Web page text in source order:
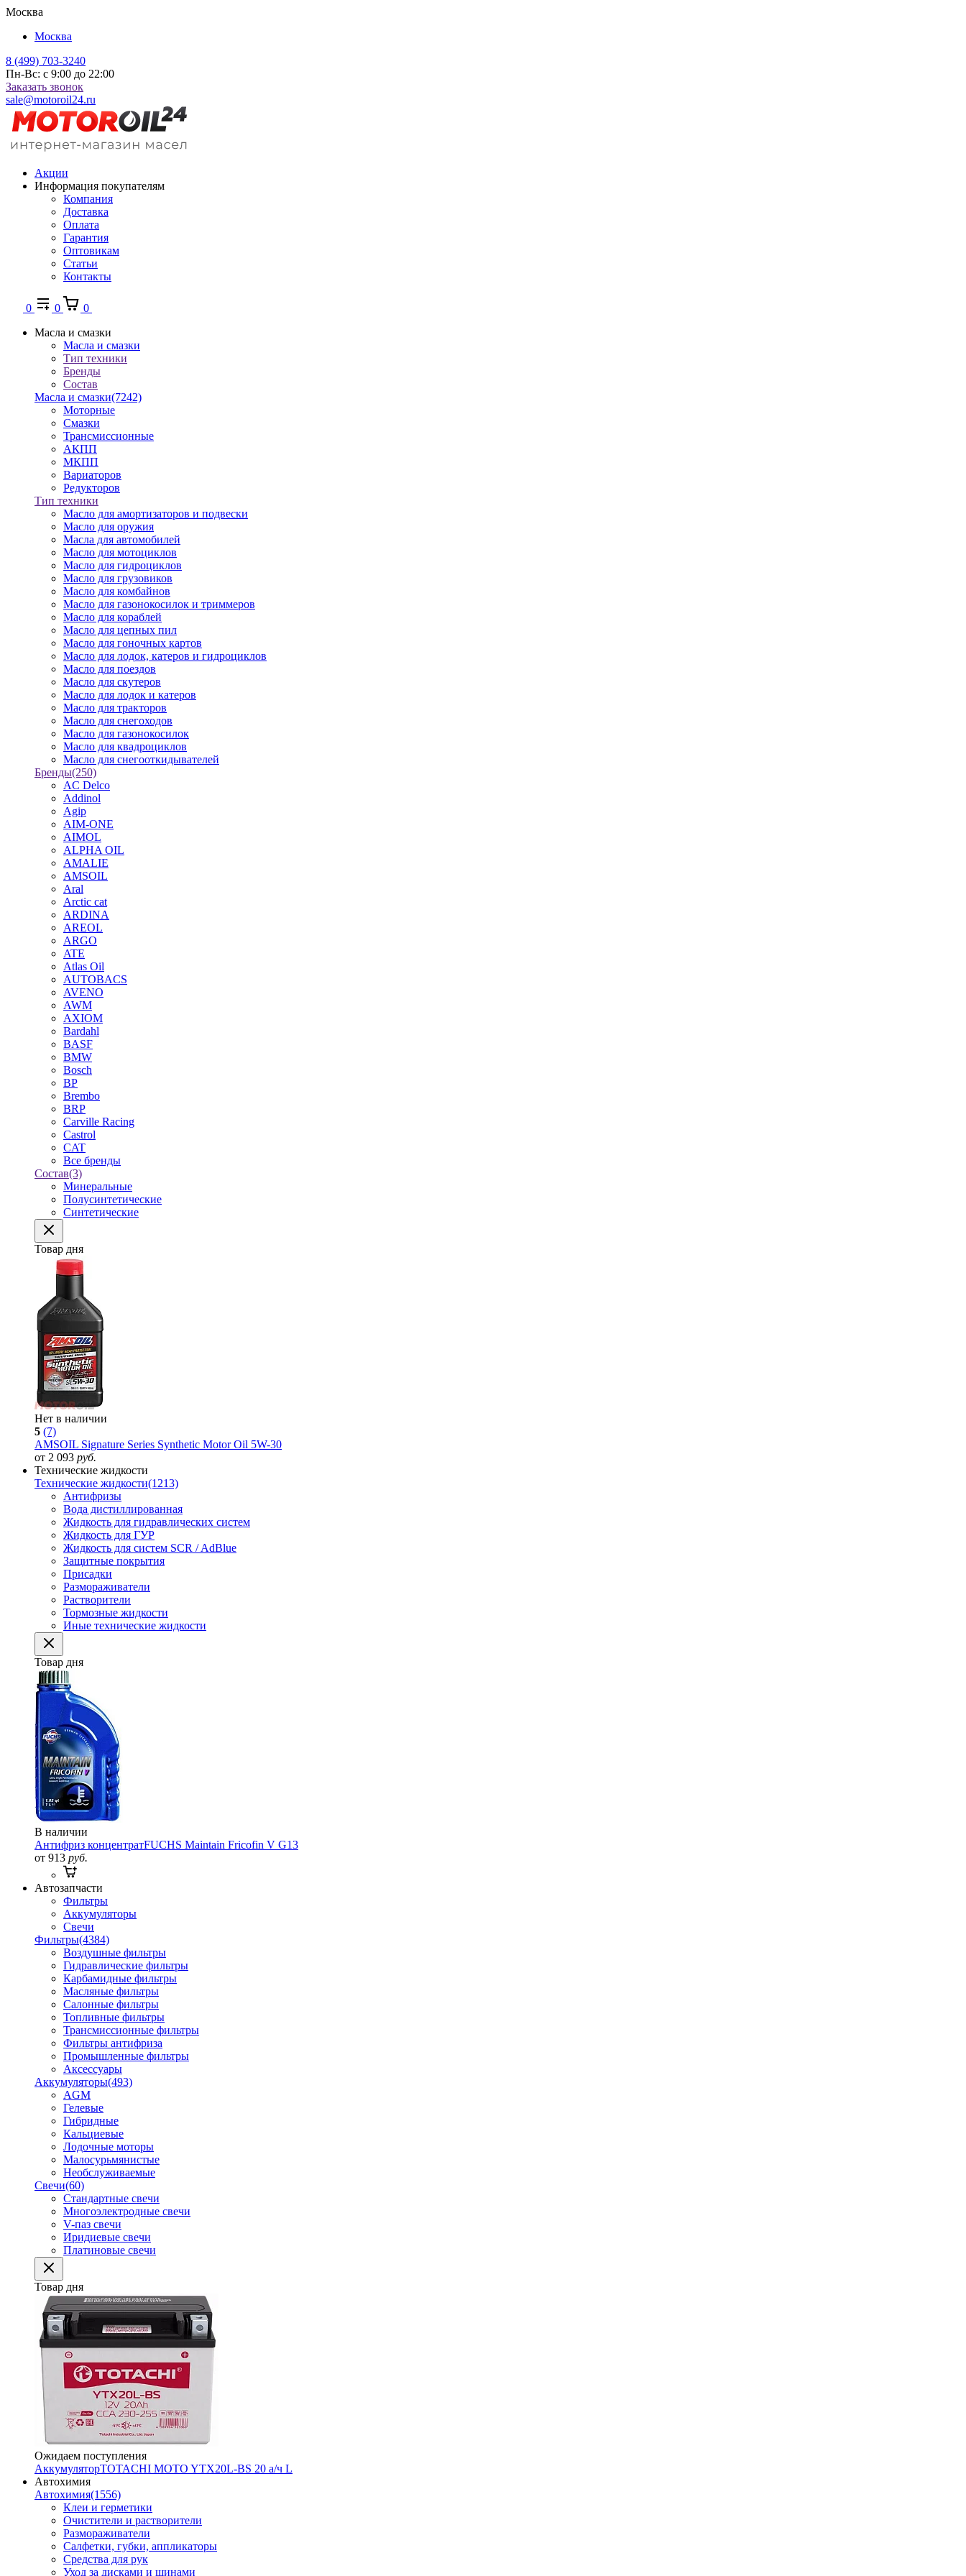
Москва
Москва
8 (499) 703-3240
Пн-Вс: с 9:00 до 22:00
Заказать звонок
sale@motoroil24.ru
Акции
Информация покупателям
Компания
Доставка
Оплата
Гарантия
Оптовикам
Статьи
Контакты
0 0
0
Масла и смазки
Масла и смазки
Тип техники
Бренды
Состав
Масла и смазки(7242)
Моторные
Смазки
Трансмиссионные
АКПП
МКПП
Вариаторов
Редукторов
Тип техники
Масло для амортизаторов и подвески
Масло для оружия
Масла для автомобилей
Масло для мотоциклов
Масло для гидроциклов
Масло для грузовиков
Масло для комбайнов
Масло для газонокосилок и триммеров
Масло для кораблей
Масло для цепных пил
Масло для гоночных картов
Масло для лодок, катеров и гидроциклов
Масло для поездов
Масло для скутеров
Масло для лодок и катеров
Масло для тракторов
Масло для снегоходов
Масло для газонокосилок
Масло для квадроциклов
Масло для снегооткидывателей
Бренды(250)
AC Delco
Addinol
Agip
AIM-ONE
AIMOL
ALPHA OIL
AMALIE
AMSOIL
Aral
Arctic cat
ARDINA
AREOL
ARGO
ATE
Atlas Oil
AUTOBACS
AVENO
AWM
AXIOM
Bardahl
BASF
BMW
Bosch
BP
Brembo
BRP
Carville Racing
Castrol
CAT
Все бренды
Состав(3)
Минеральные
Полусинтетические
Синтетические
Товар дня
Нет в наличии
5 (7)
AMSOIL Signature Series Synthetic Motor Oil 5W-30
от 2 093 руб.
Технические жидкости
Технические жидкости(1213)
Антифризы
Вода дистиллированная
Жидкость для гидравлических систем
Жидкость для ГУР
Жидкость для систем SCR / AdBlue
Защитные покрытия
Присадки
Размораживатели
Растворители
Тормозные жидкости
Иные технические жидкости
Товар дня
В наличии
Антифриз концентратFUCHS Maintain Fricofin V G13
от 913 руб.
Автозапчасти
Фильтры
Аккумуляторы
Свечи
Фильтры(4384)
Воздушные фильтры
Гидравлические фильтры
Карбамидные фильтры
Масляные фильтры
Салонные фильтры
Топливные фильтры
Трансмиссионные фильтры
Фильтры антифриза
Промышленные фильтры
Аксессуары
Аккумуляторы(493)
AGM
Гелевые
Гибридные
Кальциевые
Лодочные моторы
Малосурьмянистые
Необслуживаемые
Свечи(60)
Стандартные свечи
Многоэлектродные свечи
V-паз свечи
Иридиевые свечи
Платиновые свечи
Товар дня
Ожидаем поступления
АккумуляторTOTACHI MOTO YTX20L-BS 20 а/ч L
Автохимия
Автохимия(1556)
Клеи и герметики
Очистители и растворители
Размораживатели
Салфетки, губки, аппликаторы
Средства для рук
Уход за дисками и шинами